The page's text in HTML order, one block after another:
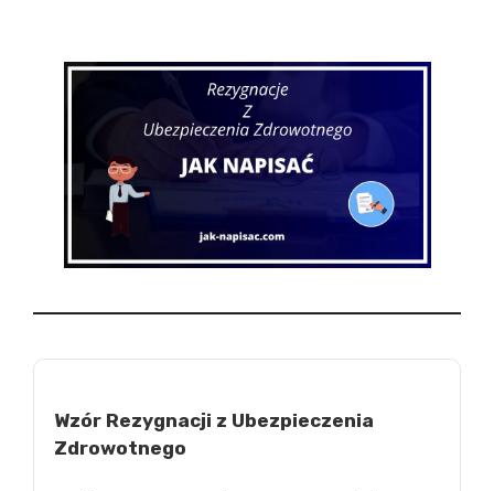
Wzór Rezygnacji z Ubezpieczenia
Zdrowotnego